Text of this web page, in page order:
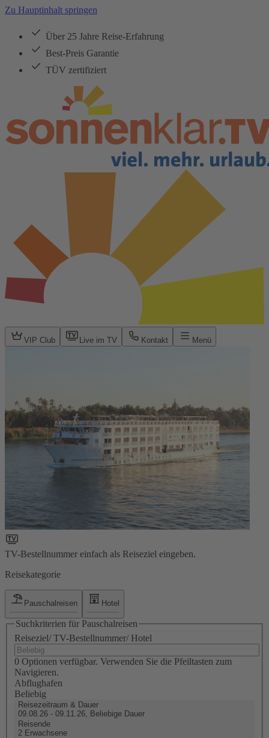
Zu Hauptinhalt springen
Über 25 Jahre Reise-Erfahrung
Best-Preis Garantie
TÜV zertifiziert
VIP Club Live im TV Kontakt Menü
TV-Bestellnummer einfach als Reiseziel eingeben.
Reisekategorie
Pauschalreisen Hotel
Suchkriterien für Pauschalreisen
Reiseziel/ TV-Bestellnummer/ Hotel
0 Optionen verfügbar. Verwenden Sie die Pfeiltasten zum
Navigieren.
Abflughafen
Beliebig
Reisezeitraum & Dauer
09.08.26 - 09.11.26, Beliebige Dauer
Reisende
2 Erwachsene